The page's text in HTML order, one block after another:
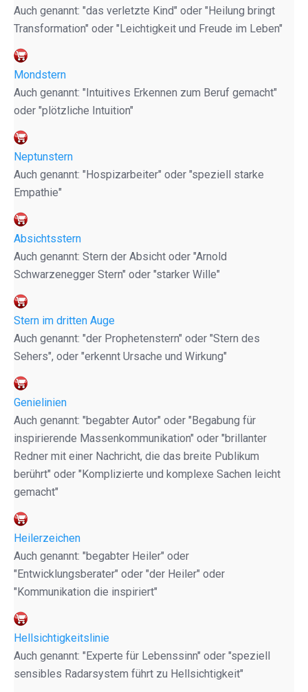
Auch genannt: "das verletzte Kind" oder "Heilung bringt
Transformation" oder "Leichtigkeit und Freude im Leben"
Mondstern
Auch genannt: "Intuitives Erkennen zum Beruf gemacht"
oder "plötzliche Intuition"
Neptunstern
Auch genannt: "Hospizarbeiter" oder "speziell starke
Empathie"
Absichtsstern
Auch genannt: Stern der Absicht oder "Arnold
Schwarzenegger Stern" oder "starker Wille"
Stern im dritten Auge
Auch genannt: "der Prophetenstern" oder "Stern des
Sehers", oder "erkennt Ursache und Wirkung"
Genielinien
Auch genannt: "begabter Autor" oder "Begabung für
inspirierende Massenkommunikation" oder "brillanter
Redner mit einer Nachricht, die das breite Publikum
berührt" oder "Komplizierte und komplexe Sachen leicht
gemacht"
Heilerzeichen
Auch genannt: "begabter Heiler" oder
"Entwicklungsberater" oder "der Heiler" oder
"Kommunikation die inspiriert"
Hellsichtigkeitslinie
Auch genannt: "Experte für Lebenssinn" oder "speziell
sensibles Radarsystem führt zu Hellsichtigkeit"